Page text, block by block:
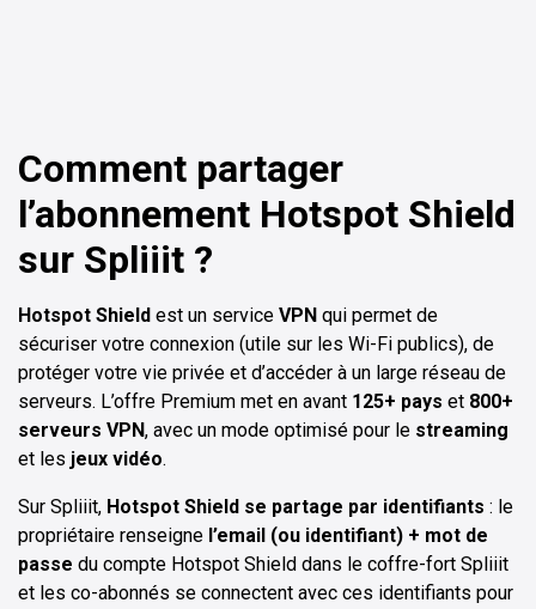
Comment partager
l’abonnement Hotspot Shield
sur Spliiit ?
Hotspot Shield est un service VPN qui permet de
sécuriser votre connexion (utile sur les Wi-Fi publics), de
protéger votre vie privée et d’accéder à un large réseau de
serveurs. L’offre Premium met en avant 125+ pays et 800+
serveurs VPN, avec un mode optimisé pour le streaming
et les jeux vidéo.
Sur Spliiit, Hotspot Shield se partage par identifiants : le
propriétaire renseigne l’email (ou identifiant) + mot de
passe du compte Hotspot Shield dans le coffre-fort Spliiit
et les co-abonnés se connectent avec ces identifiants pour